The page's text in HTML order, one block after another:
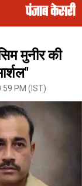
मुनीर की
PM (IST)